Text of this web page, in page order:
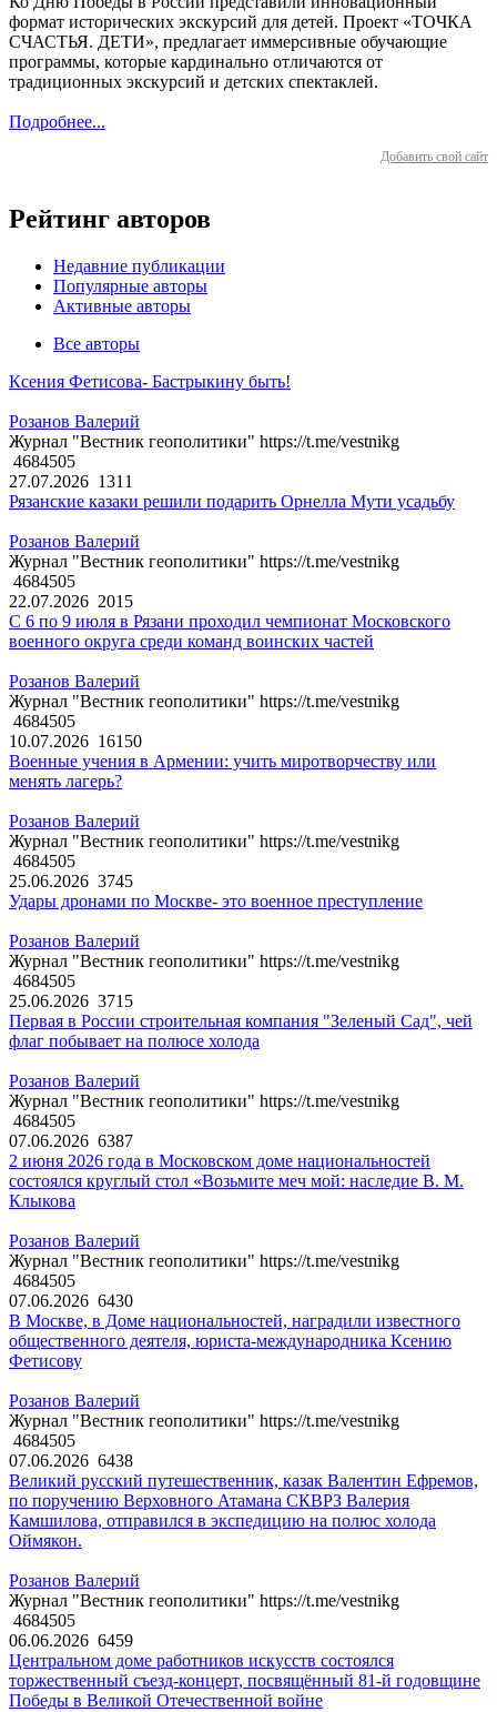
формат исторических экскурсий для детей. Проект «ТОЧКА
СЧАСТЬЯ. ДЕТИ», предлагает иммерсивные обучающие
программы, которые кардинально отличаются от
традиционных экскурсий и детских спектаклей.
Подробнее...
Добавить свой сайт
Рейтинг авторов
Недавние публикации
Популярные авторы
Активные авторы
Все авторы
Ксения Фетисова- Бастрыкину быть!
Розанов Валерий
Журнал "Вестник геополитики" https://t.me/vestnikg
4684505
27.07.2026 1311
Рязанские казаки решили подарить Орнелла Мути усадьбу
Розанов Валерий
Журнал "Вестник геополитики" https://t.me/vestnikg
4684505
22.07.2026 2015
С 6 по 9 июля в Рязани проходил чемпионат Московского
военного округа среди команд воинских частей
Розанов Валерий
Журнал "Вестник геополитики" https://t.me/vestnikg
4684505
10.07.2026 16150
Военные учения в Армении: учить миротворчеству или
менять лагерь?
Розанов Валерий
Журнал "Вестник геополитики" https://t.me/vestnikg
4684505
25.06.2026 3745
Удары дронами по Москве- это военное преступление
Розанов Валерий
Журнал "Вестник геополитики" https://t.me/vestnikg
4684505
25.06.2026 3715
Первая в России строительная компания "Зеленый Сад", чей
флаг побывает на полюсе холода
Розанов Валерий
Журнал "Вестник геополитики" https://t.me/vestnikg
4684505
07.06.2026 6387
2 июня 2026 года в Московском доме национальностей
состоялся круглый стол «Возьмите меч мой: наследие В. М.
Клыкова
Розанов Валерий
Журнал "Вестник геополитики" https://t.me/vestnikg
4684505
07.06.2026 6430
В Москве, в Доме национальностей, наградили известного
общественного деятеля, юриста-международника Ксению
Фетисову
Розанов Валерий
Журнал "Вестник геополитики" https://t.me/vestnikg
4684505
07.06.2026 6438
Великий русский путешественник, казак Валентин Ефремов,
по поручению Верховного Атамана СКВРЗ Валерия
Камшилова, отправился в экспедицию на полюс холода
Оймякон.
Розанов Валерий
Журнал "Вестник геополитики" https://t.me/vestnikg
4684505
06.06.2026 6459
Центральном доме работников искусств состоялся
торжественный съезд-концерт, посвящённый 81-й годовщине
Победы в Великой Отечественной войне